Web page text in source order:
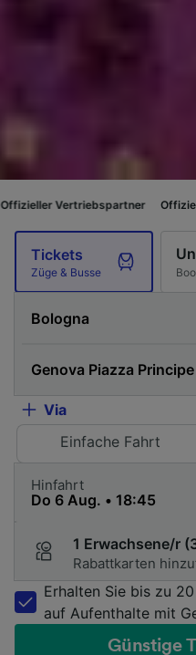
Offizieller
Tickets
Züge & Busse
Via
Einfache Fahrt
Hinfahrt
1 Erwachsene/r
Rabattkarten
Erhalten Sie bis zu
auf Aufenthalte mit
Günstige